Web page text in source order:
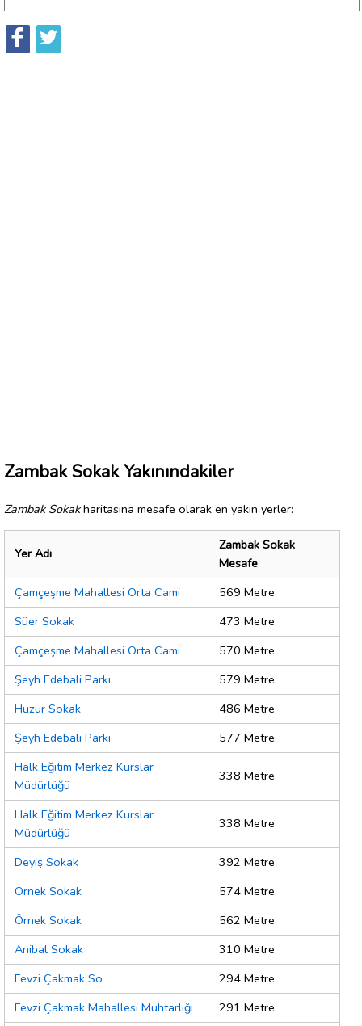
Zambak Sokak Yakınındakiler
Zambak Sokakharitasına mesafe olarak en yakın yerler:
Yer Adı
Zambak Sokak
Mesafe
Çamçeşme Mahallesi Orta Cami
569 Metre
Süer Sokak
473 Metre
Çamçeşme Mahallesi Orta Cami
570 Metre
Şeyh Edebali Parkı
579 Metre
Huzur Sokak
486 Metre
Şeyh Edebali Parkı
577 Metre
Halk Eğitim Merkez Kurslar
Müdürlüğü
338 Metre
Halk Eğitim Merkez Kurslar
Müdürlüğü
338 Metre
Deyiş Sokak
392 Metre
Örnek Sokak
574 Metre
Örnek Sokak
562 Metre
Anibal Sokak
310 Metre
Fevzi Çakmak So
294 Metre
Fevzi Çakmak Mahallesi Muhtarlığı
291 Metre